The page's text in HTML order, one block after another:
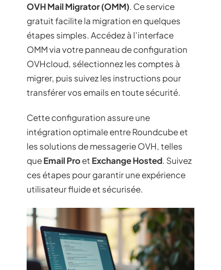
OVH Mail Migrator (OMM). Ce service
gratuit facilite la migration en quelques
étapes simples. Accédez à l’interface
OMM via votre panneau de configuration
OVHcloud, sélectionnez les comptes à
migrer, puis suivez les instructions pour
transférer vos emails en toute sécurité.
Cette configuration assure une
intégration optimale entre Roundcube et
les solutions de messagerie OVH, telles
queEmail Proet Exchange Hosted. Suivez
ces étapes pour garantir une expérience
utilisateur fluide et sécurisée.